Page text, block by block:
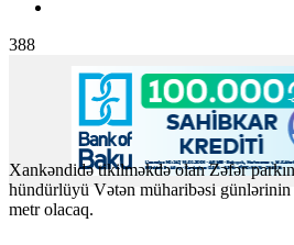
388
Xankəndidə tikilməkdə olan Zəfər
hündürlüyü Vətən müharibəsi günlərinin
metr olacaq.